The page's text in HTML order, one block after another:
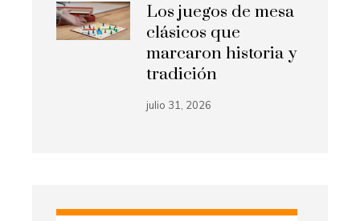
Los juegos de mesa
clásicos que
marcaron historia y
tradición
julio 31, 2026